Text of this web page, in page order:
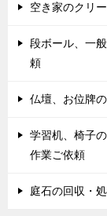
空き家のクリ
段ボール、一
頼
仏壇、お位牌
学習机、椅子
作業ご依頼
庭石の回収・